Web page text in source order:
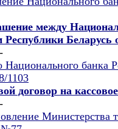
между
Республики Беларусь
банка
1103
договор на
Министерства